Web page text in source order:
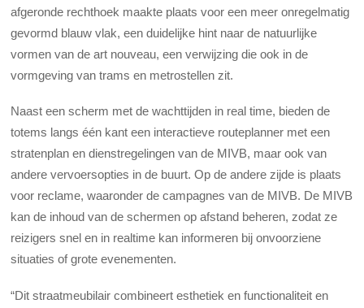
afgeronde rechthoek maakte plaats voor een meer onregelmatig
gevormd blauw vlak, een duidelijke hint naar de natuurlijke
vormen van de art nouveau, een verwijzing die ook in de
vormgeving van trams en metrostellen zit.
Naast een scherm met de wachttijden in real time, bieden de
totems langs één kant een interactieve routeplanner met een
stratenplan en dienstregelingen van de MIVB, maar ook van
andere vervoersopties in de buurt. Op de andere zijde is plaats
voor reclame, waaronder de campagnes van de MIVB. De MIVB
kan de inhoud van de schermen op afstand beheren, zodat ze
reizigers snel en in realtime kan informeren bij onvoorziene
situaties of grote evenementen.
“Dit straatmeubilair combineert esthetiek en functionaliteit en